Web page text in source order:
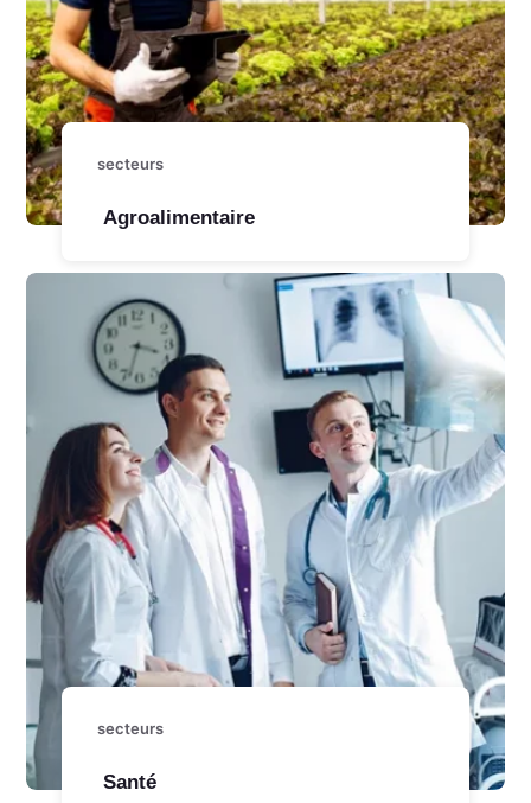
secteurs
Agroalimentaire
secteurs
Santé